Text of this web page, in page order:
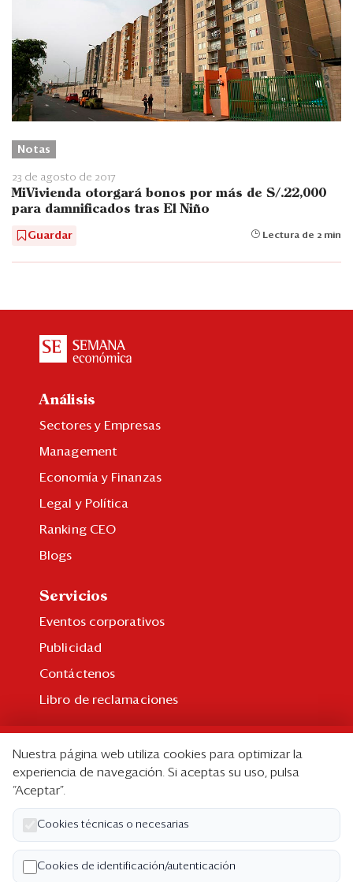
Notas
23 de agosto de 2017
MiVivienda otorgará bonos por más de S/.22,000
para damnificados tras El Niño
Guardar Lectura de 2 min
Análisis
Sectores y Empresas
Management
Economía y Finanzas
Legal y Política
Ranking CEO
Blogs
Servicios
Eventos corporativos
Publicidad
Contáctenos
Libro de reclamaciones
Suscripción individual
Paquetes corporativos
Edición Impresa
Nosotros
Nuestra página web utiliza cookies para optimizar la
experiencia de navegación. Si aceptas su uso, pulsa
“Aceptar”.
Cookies técnicas o necesarias
Cookies de identificación/autenticación